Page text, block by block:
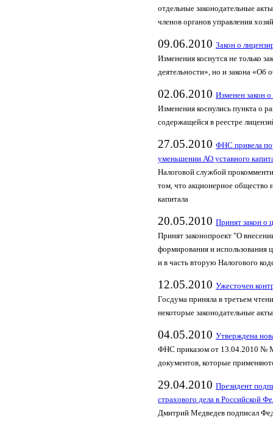
отдельные законодательные
членов органов управления
09.06.2010 Закон о
Изменения коснутся не только
деятельности», но и закона «Об
02.06.2010 Изменен закон
Изменения коснулись пункта о
содержащейся в реестре
27.05.2010 ФНС привела
уменьшении АО уставного
Налоговой службой
том, что акционерное общество
капитала
20.05.2010 Принят закон о
Принят законопроект "О
формирования и использования
и в часть вторую Налогового
12.05.2010 Ужесточен
Госдума приняла в третьем
некоторые законодательные
04.05.2010 Утверждена
ФНС приказом от 13.04.2010 №
документов, которые
29.04.2010 Президент
страхового дела в Российской
Дмитрий Медведев подписал